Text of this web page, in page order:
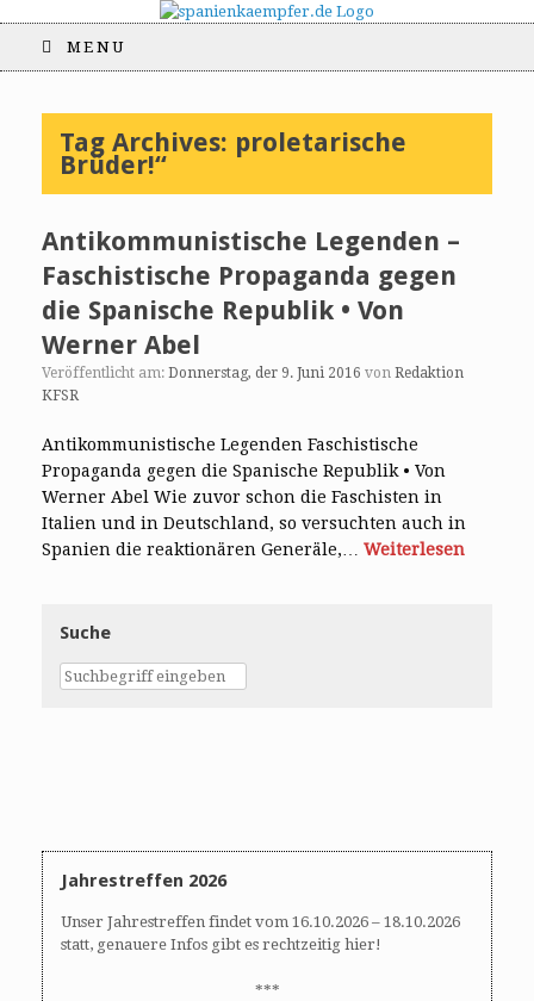
MENU
Tag Archives: proletarische
Brüder!“
Antikommunistische Legenden –
Faschistische Propaganda gegen
die Spanische Republik • Von
Werner Abel
Veröffentlicht am: Donnerstag, der 9. Juni 2016 von Redaktion
KFSR
Antikommunistische Legenden Faschistische
Propaganda gegen die Spanische Republik • Von
Werner Abel Wie zuvor schon die Faschisten in
Italien und in Deutschland, so versuchten auch in
Spanien die reaktionären Generäle,… Weiterlesen
Suche
Jahrestreffen 2026
Unser Jahrestreffen findet vom 16.10.2026 – 18.10.2026
statt, genauere Infos gibt es rechtzeitig hier!
***